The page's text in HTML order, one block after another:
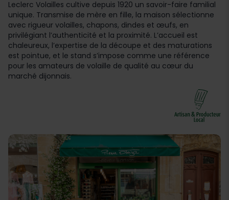
Leclerc Volailles cultive depuis 1920 un savoir-faire familial
unique. Transmise de mère en fille, la maison sélectionne
avec rigueur volailles, chapons, dindes et œufs, en
privilégiant l’authenticité et la proximité. L’accueil est
chaleureux, l’expertise de la découpe et des maturations
est pointue, et le stand s’impose comme une référence
pour les amateurs de volaille de qualité au cœur du
marché dijonnais.